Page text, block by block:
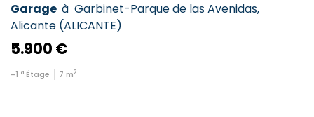
Garage à Garbinet-Parque de las Avenidas,
Alicante (ALICANTE)
5.900 €
-1 ª Étage 7 m2